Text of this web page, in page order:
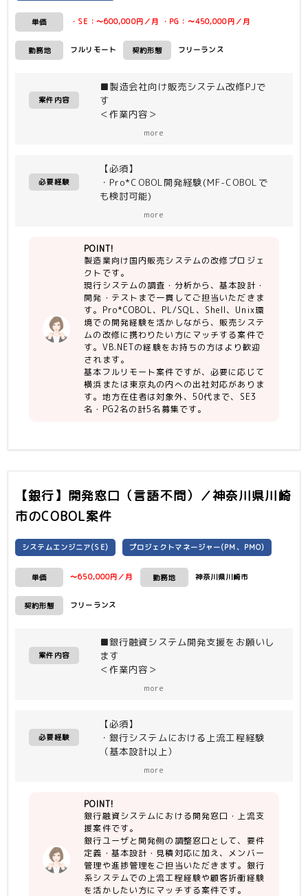
単価 ・SE：〜600,000円／月 ・PG：〜450,000円／月
勤務地 フルリモート 契約形態 フリーランス
案件内容
■製造会社向け販売システム改修PJで
す
＜作業内容＞
しく基本設計〜開発〜テストをご担当い
ただける方を募集しております。
オンライン：VB.net
バッチ：Pro*COBOL、PL/SQL
more
必要経験
【必須】
・Pro*COBOL開発経験(MF-COBOLで
も検討可能)
【尚可】
・Vb.Net開発経験
more
POINT!
製造業向け国内販売システムの改修プロジェ
クトです。
現行システムの調査・分析から、基本設計・
開発・テストまで一貫してご担当いただきま
す。Pro*COBOL、PL/SQL、Shell、Unix環
境での開発経験を活かしながら、販売システ
ムの改修に携わりたい方にマッチする案件で
す。VB.NETの経験をお持ちの方はより歓迎
されます。
基本フルリモート案件ですが、必要に応じて
横浜または東京丸の内への出社対応がありま
す。地方在住者は対象外、50代まで、SE3
名・PG2名の計5名募集です。
【銀行】開発窓口（言語不問）／神奈川県川崎
市のCOBOL案件
システムエンジニア(SE) プロジェクトマネージャー(PM、PMO)
単価 〜650,000円／月 勤務地 神奈川県川崎市
契約形態 フリーランス
案件内容
■銀行融資システム開発支援をお願いし
ます
＜作業内容＞
・メンバー（2〜3名）の取り纏め
・作業割振り、進捗管理
more
必要経験
【必須】
・銀行システムにおける上流工程経験
（基本設計以上）
【尚可】
・銀行ユーザとの折衝、調整経験
・融資業務知識、または融資システム開
発経験
more
POINT!
銀行融資システムにおける開発窓口・上流支
援案件です。
銀行ユーザと開発側の調整窓口として、要件
定義・基本設計・見積対応に加え、メンバー
管理や進捗管理をご担当いただきます。銀行
系システムでの上流工程経験や顧客折衝経験
を活かしたい方にマッチする案件です。